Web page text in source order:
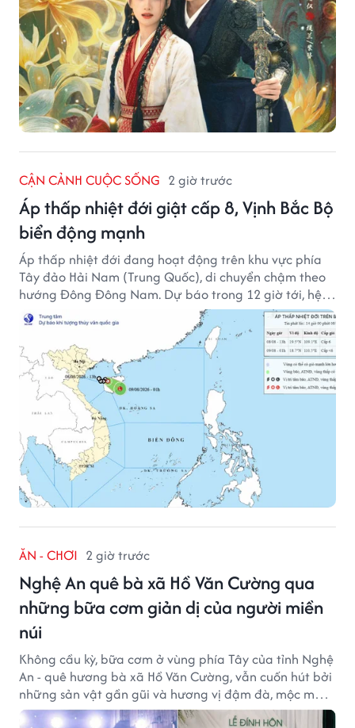
CẬN CẢNH CUỘC SỐNG 2 giờ trước
Áp thấp nhiệt đới giật cấp 8, Vịnh Bắc Bộ
biển động mạnh
Áp thấp nhiệt đới đang hoạt động trên khu vực phía
Tây đảo Hải Nam (Trung Quốc), di chuyển chậm theo
hướng Đông Đông Nam. Dự báo trong 12 giờ tới, hệ
thống này suy yếu dần thành vùng áp thấp.
ĂN - CHƠI 2 giờ trước
Nghệ An quê bà xã Hồ Văn Cường qua
những bữa cơm giản dị của người miền
núi
Không cầu kỳ, bữa cơm ở vùng phía Tây của tỉnh Nghệ
An - quê hương bà xã Hồ Văn Cường, vẫn cuốn hút bởi
những sản vật gần gũi và hương vị đậm đà, mộc mạc
của núi rừng.